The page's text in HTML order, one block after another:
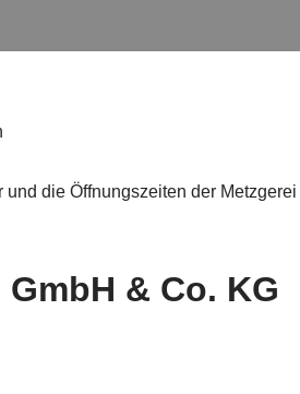
die Öffnungszeiten der Metzgerei
& Co. KG